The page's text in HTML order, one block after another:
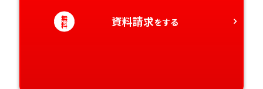
愛知県
無
料 資料請求をする